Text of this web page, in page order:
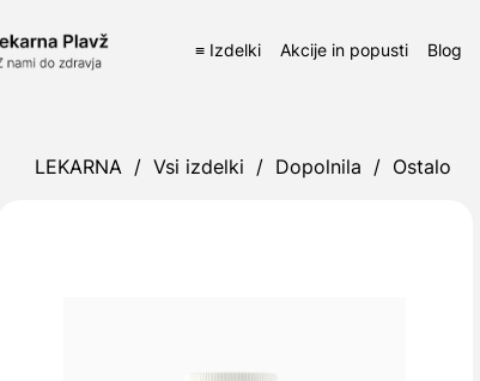
≡ Izdelki Akcije in popusti Blog
LEKARNA / Vsi izdelki / Dopolnila / Ostalo